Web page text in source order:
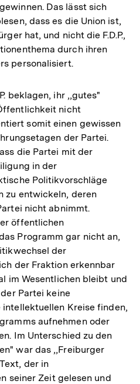
Das lässt sich
dass es die Union ist,
hat, und nicht die F.D.P.,
durch ihren
personalisiert.
beklagen, ihr ,,gutes"
nicht
somit einen gewissen
der Partei.
die Partei mit der
in der
Politikvorschläge
zu entwickeln, deren
nicht abnimmt.
öffentlichen
Programm gar nicht an,
der
der Fraktion erkennbar
im Wesentlichen bleibt und
Partei keine
Kreise finden,
aufnehmen oder
Im Unterschied zu den
war das ,,Freiburger
der in
seiner Zeit gelesen und